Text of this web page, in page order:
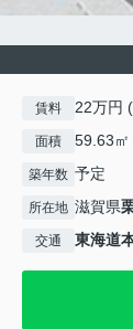
賃料 22万円
面積 59.63㎡
築年数 予定
所在地 滋賀県
交通 東海道